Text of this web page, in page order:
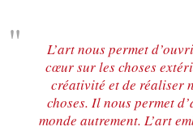
L’art nous permet
cœur sur les choses
créativité et de réaliser
choses. Il nous permet
monde autrement. L’art